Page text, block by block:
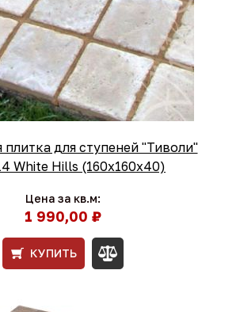
плитка для ступеней "Тиволи"
White Hills (160x160x40)
Цена за кв.м:
1 990,00 ₽
КУПИТЬ